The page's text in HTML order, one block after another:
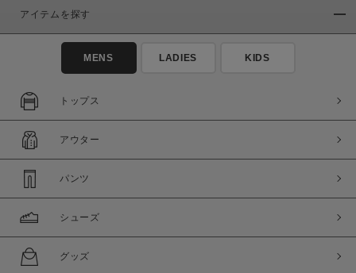
商品タイプ
通常商品 予約商品
在庫
在庫あり 在庫なし含む
アイテムを探す
MENS LADIES KIDS
トップス
アウター
パンツ
シューズ
グッズ